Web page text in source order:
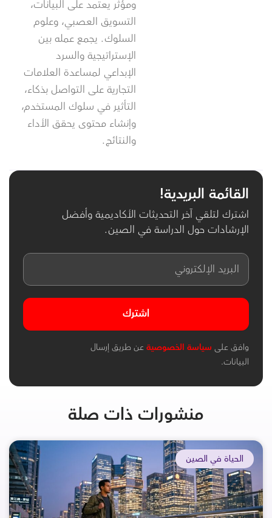
ومؤثر يعتمد على البيانات،
التسويق العصبي، وعلوم
السلوك. يجمع عمله بين
الإستراتيجية والسرد
الإبداعي لمساعدة العلامات
التجارية على التواصل بذكاء،
التأثير في سلوك المستخدم،
وإنشاء محتوى يحقق الأداء
والنتائج.
القائمة البريدية!
اشترك لتلقي آخر التحديثات الأكاديمية وأفضل
الإرشادات حول الدراسة في الصين.
اشترك
وافق على سياسة الخصوصيةعن طريق إرسال
البيانات.
منشورات ذات صلة
الحياة في الصين